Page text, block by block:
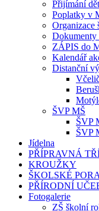
Přijímání
Poplatky v
Organizace
Dokumenty
ZÁPIS do
Kalendář
Distanční
ŠVP MŠ
ŠVP
ŠVP
Jídelna
PŘÍPRAVNÁ
KROUŽKY
ŠKOLSKÉ
PŘÍRODNÍ
Fotogalerie
ZŠ školní